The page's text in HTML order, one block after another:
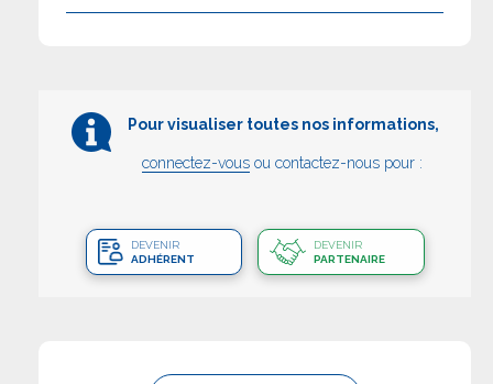
Pour visualiser toutes nos informations,
connectez-vous ou contactez-nous pour :
DEVENIR
ADHÉRENT
DEVENIR
PARTENAIRE